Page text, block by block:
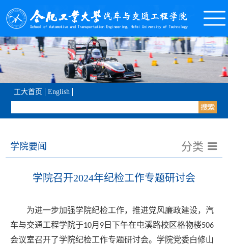
工大首页 English
学院要闻 分类
学院召开2024年纪检工作专题研讨会
为进一步加强学院纪检工作，推进党风廉政建设， 汽
车与交通工程学院于10月 9日下午在屯溪路校区格物楼506
会议室召开了学院纪检工作专题研讨会。学院党委白修山